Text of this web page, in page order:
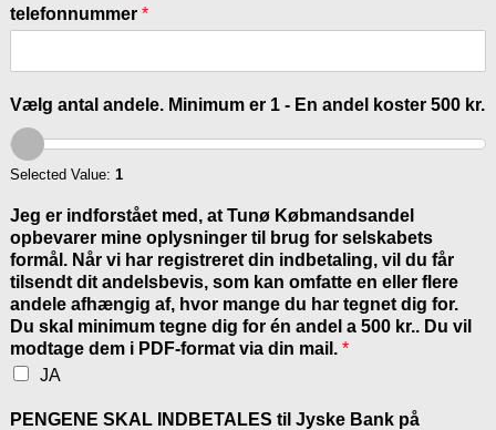
telefonnummer *
Vælg antal andele. Minimum er 1 - En andel koster 500 kr.
Selected Value: 1
Jeg er indforstået med, at Tunø Købmandsandel
opbevarer mine oplysninger til brug for selskabets
formål. Når vi har registreret din indbetaling, vil du får
tilsendt dit andelsbevis, som kan omfatte en eller flere
andele afhængig af, hvor mange du har tegnet dig for.
Du skal minimum tegne dig for én andel a 500 kr.. Du vil
modtage dem i PDF-format via din mail. *
JA
PENGENE SKAL INDBETALES til Jyske Bank på